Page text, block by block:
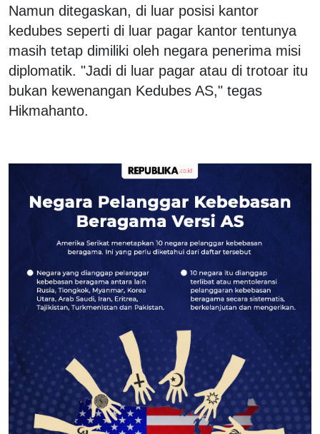
Namun ditegaskan, di luar posisi kantor
kedubes seperti di luar pagar kantor tentunya
masih tetap dimiliki oleh negara penerima misi
diplomatik. "Jadi di luar pagar atau di trotoar itu
bukan kewenangan Kedubes AS," tegas
Hikmahanto.